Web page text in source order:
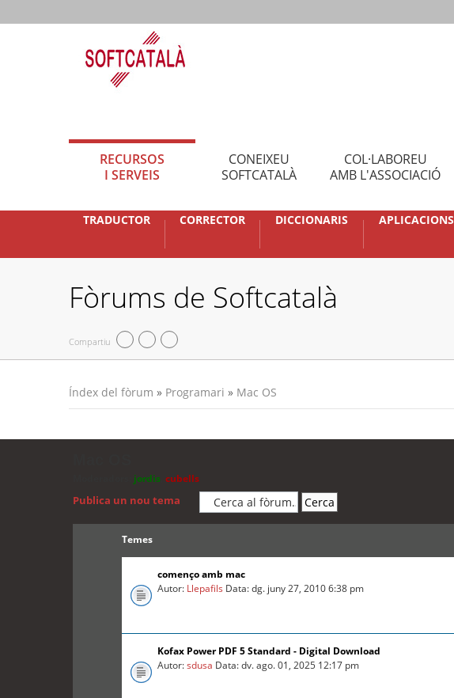
RECURSOS
I SERVEIS
CONEIXEU
SOFTCATALÀ
COL·LABOREU
AMB L'ASSOCIACIÓ
TRADUCTOR CORRECTOR DICCIONARIS APLICACIONS
Fòrums de Softcatalà
Compartiu
Índex del fòrum » Programari » Mac OS
jordis cubells
Publica un nou tema
Temes
començo amb mac
Autor: Llepafils Data: dg. juny 27, 2010 6:38 pm
Kofax Power PDF 5 Standard - Digital Download
Autor:sdusa Data: dv. ago. 01, 2025 12:17 pm